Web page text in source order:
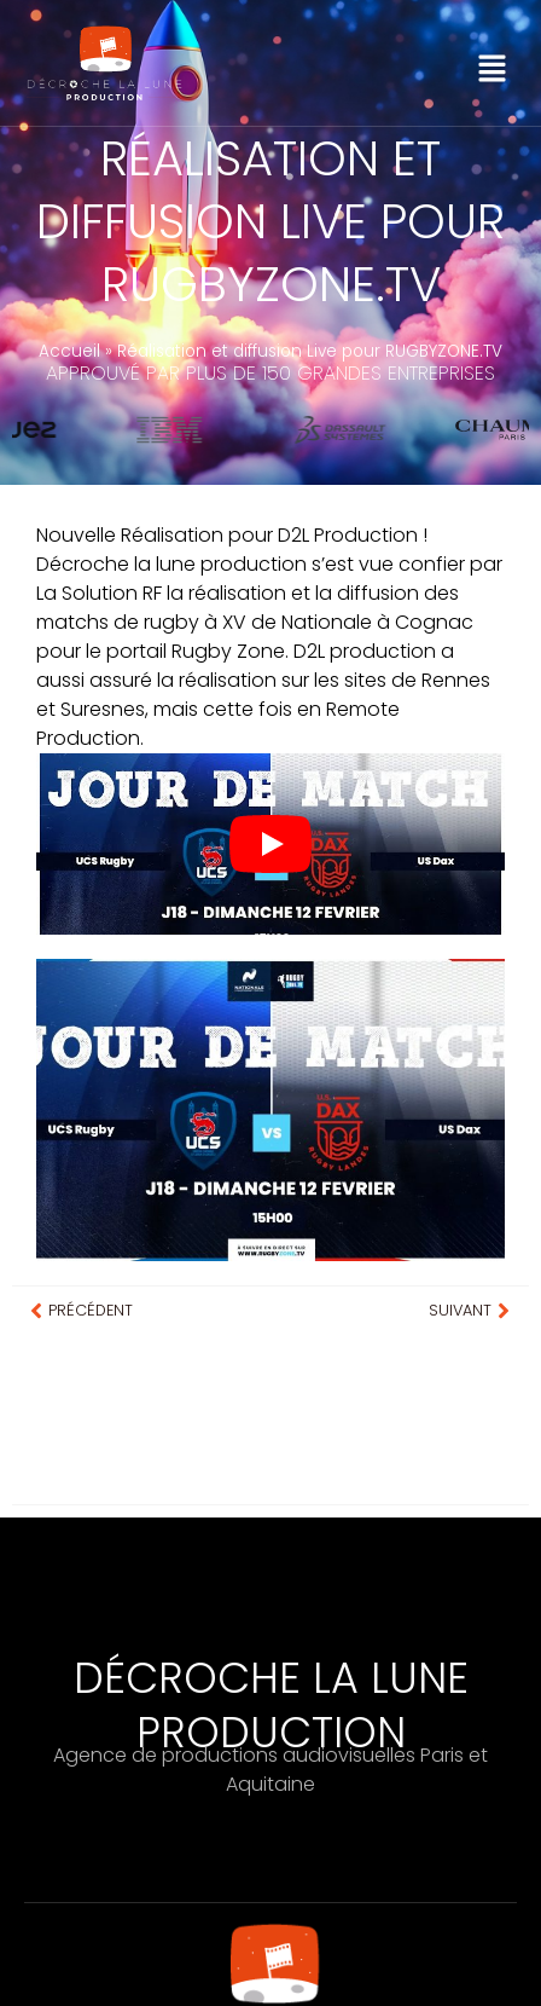
RÉALISATION ET
DIFFUSION LIVE POUR
RUGBYZONE.TV
APPROUVÉ PAR PLUS DE 150 GRANDES ENTREPRISES
Accueil»Réalisation et diffusion Live pour RUGBYZONE.TV
Nouvelle Réalisation pour D2L Production !
Décroche la lune production s’est vue confier par
La Solution RF la réalisation et la diffusion des
matchs de rugby à XV de Nationale à Cognac
pour le portail Rugby Zone. D2L production a
aussi assuré la réalisation sur les sites de Rennes
et Suresnes, mais cette fois en Remote
Production.
PRÉCÉDENT SUIVANT
DÉCROCHE LA LUNE
PRODUCTION
Agence de productions audiovisuelles Paris et
Aquitaine